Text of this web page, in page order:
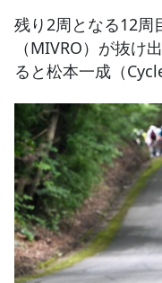
残り2周となる12周
（MIVRO）が抜け
ると松本一成（